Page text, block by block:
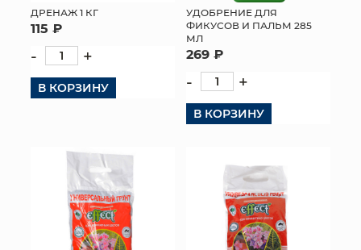
ДРЕНАЖ 1 КГ
115 ₽
- +
В КОРЗИНУ
УДОБРЕНИЕ ДЛЯ
ФИКУСОВ И ПАЛЬМ 285
МЛ
269 ₽
- +
В КОРЗИНУ